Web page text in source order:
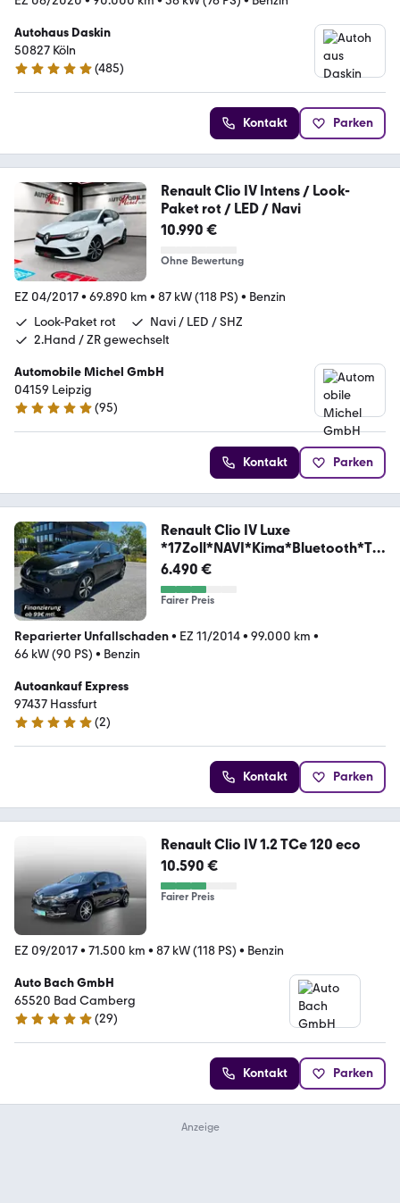
Autohaus Daskin
50827 Köln
4.9 Sterne
(485)
Kontakt Parken
Renault Clio IV Intens / Look-
Paket rot / LED / Navi
10.990 €
Ohne Bewertung
EZ 04/2017• 69.890 km • 87 kW (118 PS) • Benzin
Look-Paket rot
Navi / LED / SHZ
2.Hand / ZR gewechselt
Automobile Michel GmbH
04159 Leipzig
4.8 Sterne
(95)
Kontakt Parken
Renault Clio IV Luxe
*17Zoll*NAVI*Kima*Bluetooth*TÜ
V
6.490 €
Fairer Preis
Reparierter Unfallschaden• EZ 11/2014• 99.000 km •
66 kW (90 PS) • Benzin
Autoankauf Express
97437 Hassfurt
5 Sterne
(2)
Kontakt Parken
Renault Clio IV 1.2 TCe 120 eco
10.590 €
Fairer Preis
EZ 09/2017• 71.500 km • 87 kW (118 PS) • Benzin
Auto Bach GmbH
65520 Bad Camberg
4.8 Sterne
(29)
Kontakt Parken